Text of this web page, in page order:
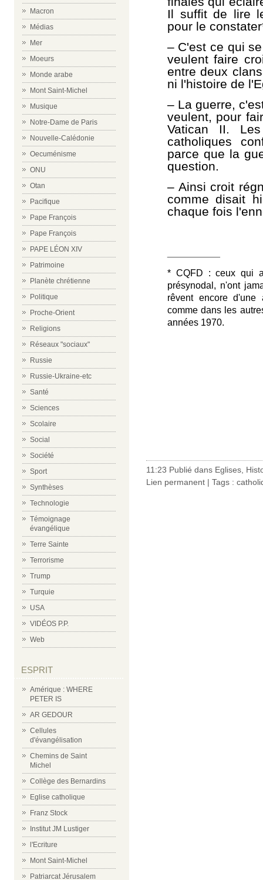
Macron
Médias
Mer
Moeurs
Monde arabe
Mont Saint-Michel
Musique
Notre-Dame de Paris
Nouvelle-Calédonie
Oecuménisme
ONU
Otan
Pacifique
Pape François
Pape François
PAPE LÉON XIV
Patrimoine
Planète chrétienne
Politique
Proche-Orient
Religions
Réseaux "sociaux"
Russie
Russie-Ukraine-etc
Santé
Sciences
Scolaire
Social
Société
Sport
Synthèses
Technologie
Témoignage
évangélique
Terre Sainte
Terrorisme
Trump
Turquie
USA
VIDÉOS P.P.
Web
ESPRIT
Amérique : WHERE
PETER IS
AR GEDOUR
Cellules
d'évangélisation
Chemins de Saint
Michel
Collège des Bernardins
Eglise catholique
Franz Stock
Institut JM Lustiger
l'Ecriture
Mont Saint-Michel
Patriarcat Jérusalem
Il suffit de lire
pour le
– C'est ce qui
veulent faire
entre deux
ni l'histoire de
– La guerre,
veulent, pour
Vatican II.
catholiques
parce que la
question.
–Ainsi croit
comme disait
chaque fois
* CQFD : ceux qui
présynodal, n'ont
rêvent encore
comme dans les
années 1970.
11:23 Publié dans Eglises
Lien permanent | Tags :